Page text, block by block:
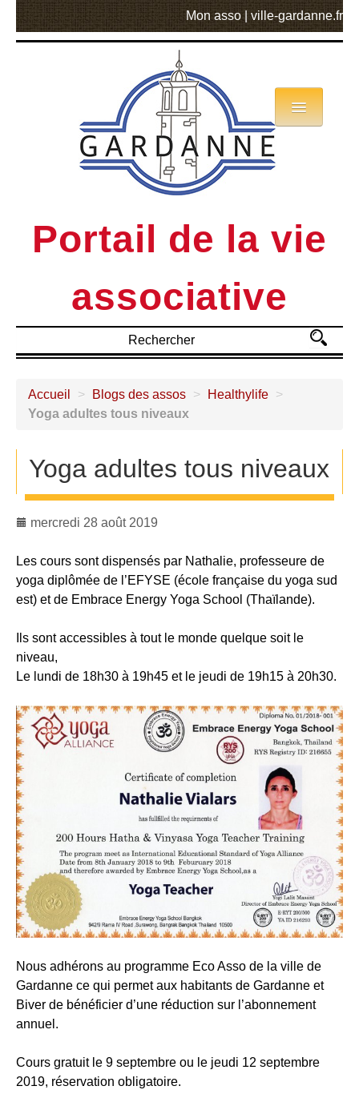
Mon asso ville-gardanne.fr
Portail de la vie
associative
Annuaire
Actualités
MVA
Accueil > Blogs des assos > Healthylife >
Yoga adultes tous niveaux
Yoga adultes tous niveaux
mercredi 28 août 2019
Les cours sont dispensés par Nathalie, professeure de
yoga diplômée de l’EFYSE (école française du yoga sud
est) et de Embrace Energy Yoga School (Thaïlande).
Ils sont accessibles à tout le monde quelque soit le
niveau,
Le lundi de 18h30 à 19h45 et le jeudi de 19h15 à 20h30.
Nous adhérons au programme Eco Asso de la ville de
Gardanne ce qui permet aux habitants de Gardanne et
Biver de bénéficier d’une réduction sur l’abonnement
annuel.
Cours gratuit le 9 septembre ou le jeudi 12 septembre
2019, réservation obligatoire.